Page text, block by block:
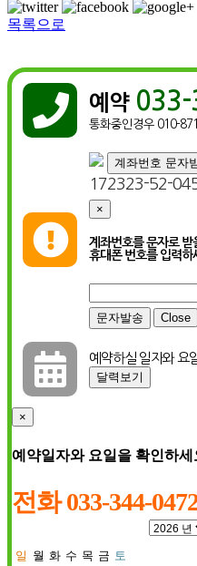
목록으로
 예약033-
통화중인경우 010-

계좌번호 문자
172323-52-
×
계좌번호를 문자로 받
휴대폰 번호를 입력하
Close

예약하실 일자와 요
달력보기
×
예약일자와 요일을 확인하세
전화 033-344-
일 월 화 수 목 금 토